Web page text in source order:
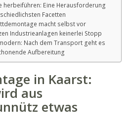
herbeiführen: Eine Herausforderung
Facetten
macht selbst vor
Industrieanlagen keinerlei Stopp
Nach dem Transport geht es
Aufbereitung
in Kaarst:
aus
etwas